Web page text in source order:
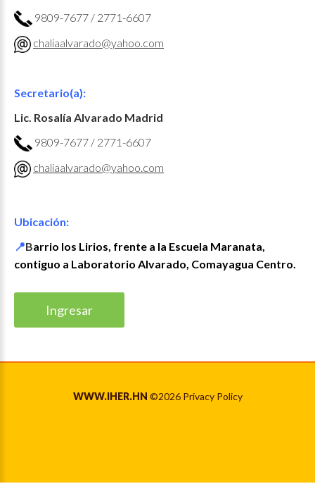
9809-7677 / 2771-6607
chaliaalvarado@yahoo.com
Secretario(a):
Lic. Rosalía Alvarado Madrid
9809-7677 / 2771-6607
chaliaalvarado@yahoo.com
Ubicación:
📍Barrio los Lirios, frente a la Escuela Maranata,
contiguo a Laboratorio Alvarado, Comayagua Centro.
Ingresar
WWW.IHER.HN ©2026 Privacy Policy